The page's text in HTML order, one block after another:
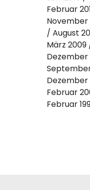
Februar
November
August
März 2009
Dezember
Dezember
Februar
Februar